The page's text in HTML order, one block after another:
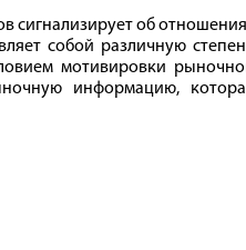
сигнализирует об
собой различную
мотивировки
информацию,